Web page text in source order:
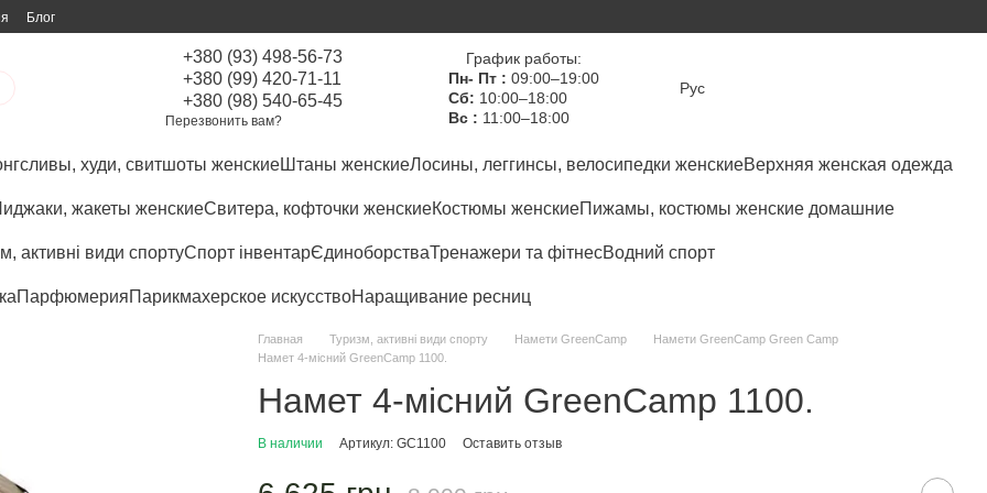
Блог
+380 (93) 498-56-73
+380 (99) 420-71-11
+380 (98) 540-65-45
Перезвонить вам?
График работы:
Пн- Пт : 09:00–19:00
Сб: 10:00–18:00
Вс : 11:00–18:00
Рус
худи, свитшоты женскиеШтаны женскиеЛосины, леггинсы, велосипедки женскиеВерхняя женская одежда
жакеты женскиеСвитера, кофточки женскиеКостюмы женскиеПижамы, костюмы женские домашние
активні види спортуСпорт інвентарЄдиноборстваТренажери та фітнесВодний спорт
ПарфюмерияПарикмахерское искусствоНаращивание ресниц
Главная Туризм, активні види спорту Намети GreenCamp
Намети GreenCamp Green Camp
Намет 4-місний GreenCamp 1100.
Намет 4-місний GreenCamp 1100.
В наличии Артикул: GC1100 Оставить отзыв